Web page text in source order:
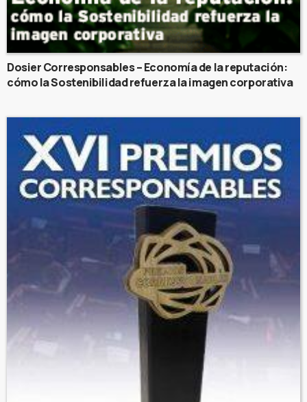
Dosier Corresponsables – Economía de la reputación:
cómo la Sostenibilidad refuerza la imagen corporativa